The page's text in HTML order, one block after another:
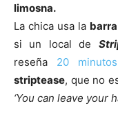
limosna.
La chica usa la
si un local de
reseña 20
striptease, que no
‘You can leave your